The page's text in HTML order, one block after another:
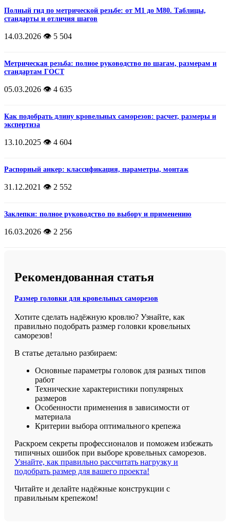
Полный гид по метрической резьбе: от М1 до М80. Таблицы,
стандарты и отличия шагов
14.03.2026 👁️ 5 504
Метрическая резьба: полное руководство по шагам, размерам и
стандартам ГОСТ
05.03.2026 👁️ 4 635
Как подобрать длину кровельных саморезов: расчет, размеры и
экспертиза
13.10.2025 👁️ 4 604
Распорный анкер: классификация, параметры, монтаж
31.12.2021 👁️ 2 552
Заклепки: полное руководство по выбору и применению
16.03.2026 👁️ 2 256
Рекомендованная статья
Размер головки для кровельных саморезов
Хотите сделать надёжную кровлю? Узнайте, как
правильно подобрать размер головки кровельных
саморезов!
В статье детально разбираем:
Основные параметры головок для разных типов
работ
Технические характеристики популярных
размеров
Особенности применения в зависимости от
материала
Критерии выбора оптимального крепежа
Раскроем секреты профессионалов и поможем избежать
типичных ошибок при выборе кровельных саморезов.
Узнайте, как правильно рассчитать нагрузку и
подобрать размер для вашего проекта!
Читайте и делайте надёжные конструкции с
правильным крепежом!